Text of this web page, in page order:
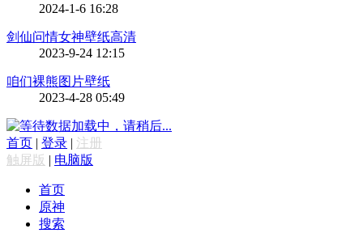
2024-1-6 16:28
剑仙问情女神壁纸高清
2023-9-24 12:15
咱们裸熊图片壁纸
2023-4-28 05:49
数据加载中，请稍后...
首页 | 登录 | 注册
触屏版 | 电脑版
首页
原神
搜索